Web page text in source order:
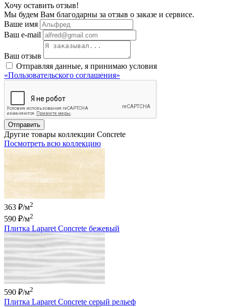
Хочу оставить отзыв!
Мы будем Вам благодарны за отзыв о заказе и сервисе.
Ваше имя
Ваш e-mail
Ваш отзыв
Отправляя данные, я принимаю условия
«Пользовательского соглашения»
Отправить
Другие товары коллекции Concrete
Посмотреть всю коллекцию
363 ₽/м2
590 ₽/м2
Плитка Laparet Concrete бежевый
590 ₽/м2
Плитка Laparet Concrete серый рельеф